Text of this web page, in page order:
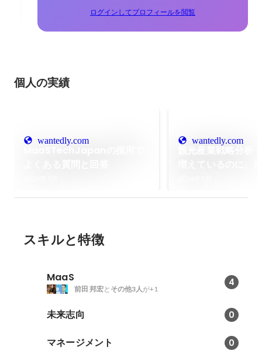
ログインしてプロフィールを閲覧
個人の実績
wantedly.com wantedly.com
スキルと特徴
MaaS 4
前田 邦宏と その他3人 が+1
未来志向 0
マネージメント 0